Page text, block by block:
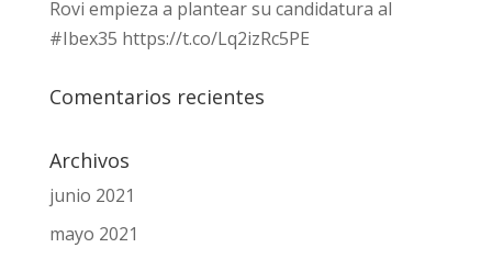
Rovi empieza a plantear su candidatura al
#Ibex35 https://t.co/Lq2izRc5PE
Comentarios recientes
Archivos
junio 2021
mayo 2021